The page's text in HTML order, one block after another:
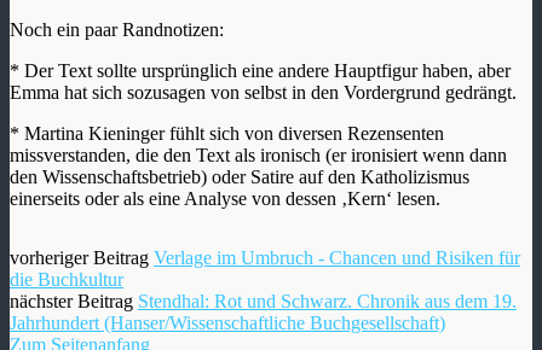
Noch ein paar Randnotizen:
* Der Text sollte ursprünglich eine andere Hauptfigur haben, aber
Emma hat sich sozusagen von selbst in den Vordergrund gedrängt.
* Martina Kieninger fühlt sich von diversen Rezensenten
missverstanden, die den Text als ironisch (er ironisiert wenn dann
den Wissenschaftsbetrieb) oder Satire auf den Katholizismus
einerseits oder als eine Analyse von dessen ‚Kern‘ lesen.
vorheriger Beitrag Verlage im Umbruch - Chancen und Risiken für
die Buchkultur
nächster Beitrag Stendhal: Rot und Schwarz. Chronik aus dem 19.
Jahrhundert (Hanser/Wissenschaftliche Buchgesellschaft)
Zum Seitenanfang